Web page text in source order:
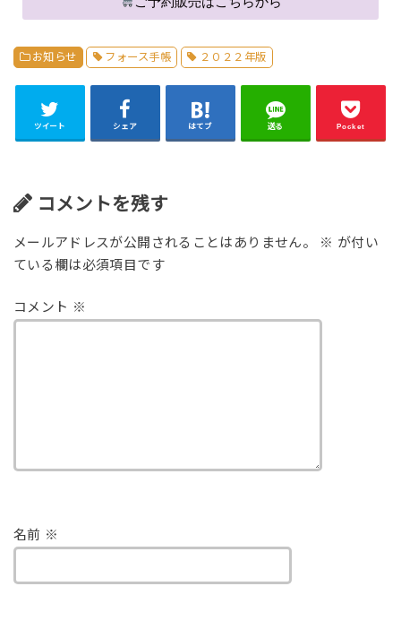
お知らせ フォース手帳 ２０２２年版
ツイート シェア はてブ 送る Pocket
コメントを残す
メールアドレスが公開されることはありません。 ※ が付い
ている欄は必須項目です
コメント ※
名前 ※